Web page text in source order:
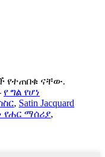
የተጠበቁ ናቸው.
የ ግል የሆነ
, Satin Jacquard
የሐር ማሰሪያ,